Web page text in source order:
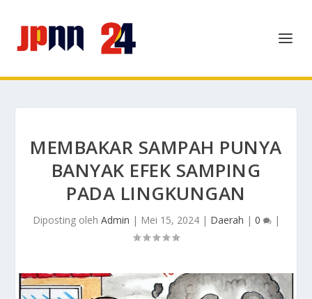
MEMBAKAR SAMPAH PUNYA
BANYAK EFEK SAMPING
PADA LINGKUNGAN
Diposting oleh Admin | Mei 15, 2024| Daerah | 0 |